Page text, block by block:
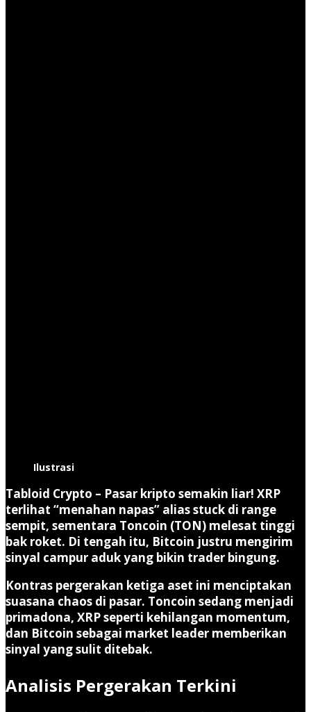
Ilustrasi
Tabloid Crypto – Pasar kripto semakin liar! XRP
terlihat “menahan napas” alias stuck di range
sempit, sementara Toncoin (TON) melesat tinggi
bak roket. Di tengah itu, Bitcoin justru mengirim
sinyal campur aduk yang bikin trader bingung.
Kontras pergerakan ketiga aset ini menciptakan
suasana chaos di pasar. Toncoin sedang menjadi
primadona, XRP seperti kehilangan momentum,
dan Bitcoin sebagai market leader memberikan
sinyal yang sulit ditebak.
Analisis Pergerakan Terkini